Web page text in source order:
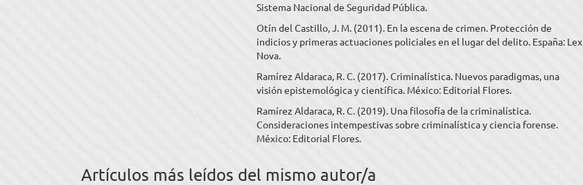
Sistema Nacional de Seguridad Pública.
Otín del Castillo, J. M. (2011). En la escena de crimen. Protección de
indicios y primeras actuaciones policiales en el lugar del delito. España: Lex
Nova.
Ramírez Aldaraca, R. C. (2017). Criminalística. Nuevos paradigmas, una
visión epistemológica y científica. México: Editorial Flores.
Ramírez Aldaraca, R. C. (2019). Una filosofía de la criminalística.
Consideraciones intempestivas sobre criminalística y ciencia forense.
México: Editorial Flores.
Artículos más leídos del mismo autor/a